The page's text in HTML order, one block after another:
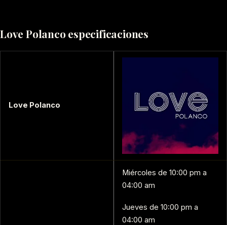
Love Polanco especificaciones
Love Polanco
Miércoles de 10:00 pm a
04:00 am
Jueves de 10:00 pm a
04:00 am